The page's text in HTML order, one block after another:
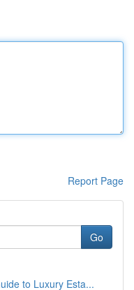
Report Page
Go
to Luxury Esta...